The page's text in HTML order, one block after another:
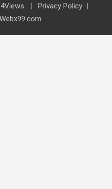
Privacy Policy
Webx99.com